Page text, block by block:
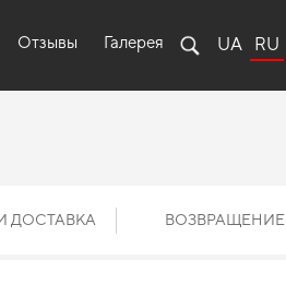
Отзывы Галерея UA RU
ДОСТАВКА ВОЗВРАЩЕНИЕ